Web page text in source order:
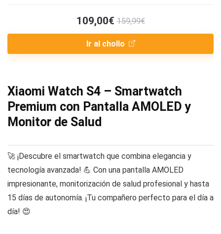
109,00€ 159,99€
Ir al chollo
Xiaomi Watch S4 – Smartwatch
Premium con Pantalla AMOLED y
Monitor de Salud
🚀 ¡Descubre el smartwatch que combina elegancia y
tecnología avanzada! 💪 Con una pantalla AMOLED
impresionante, monitorización de salud profesional y hasta
15 días de autonomía. ¡Tu compañero perfecto para el día a
día! 😍